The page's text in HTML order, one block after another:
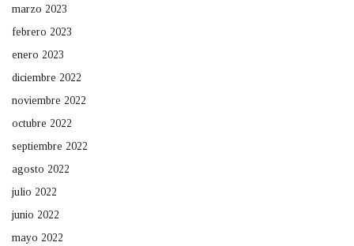
marzo 2023
febrero 2023
enero 2023
diciembre 2022
noviembre 2022
octubre 2022
septiembre 2022
agosto 2022
julio 2022
junio 2022
mayo 2022